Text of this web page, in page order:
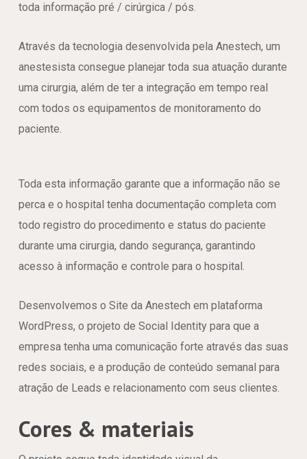
toda informação pré / cirúrgica / pós.
Através da tecnologia desenvolvida pela Anestech, um
anestesista consegue planejar toda sua atuação durante
uma cirurgia, além de ter a integração em tempo real
com todos os equipamentos de monitoramento do
paciente.
Toda esta informação garante que a informação não se
perca e o hospital tenha documentação completa com
todo registro do procedimento e status do paciente
durante uma cirurgia, dando segurança, garantindo
acesso à informação e controle para o hospital.
Desenvolvemos o Site da Anestech em plataforma
WordPress, o projeto de Social Identity para que a
empresa tenha uma comunicação forte através das suas
redes sociais, e a produção de conteúdo semanal para
atração de Leads e relacionamento com seus clientes.
Cores & materiais